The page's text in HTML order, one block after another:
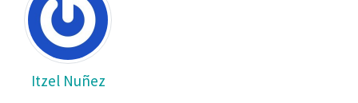
Itzel Nuñez